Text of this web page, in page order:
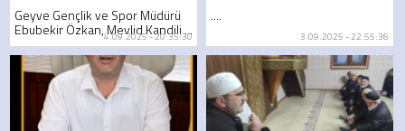
Geyve Gençlik ve Spor Müdürü
Ebubekir Özkan, Mevlid Kandili ...
4.09.2025 - 20:35:30
....
3.09.2025 - 22:55:36